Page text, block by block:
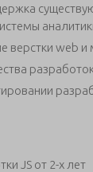
верстки web
JS от 2-х лет